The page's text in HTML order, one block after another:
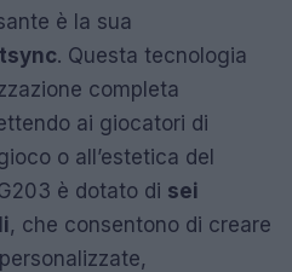
è la sua
. Questa tecnologia
completa
ai giocatori di
o all’estetica del
è dotato di sei
, che consentono di creare